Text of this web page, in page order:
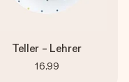
Teller - Lehrer
16,99